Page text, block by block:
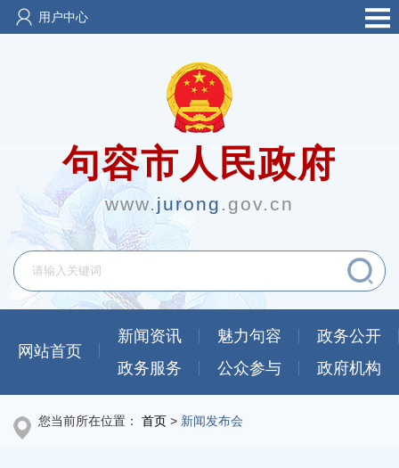
用户中心
句容市人民政府
www.jurong .gov.cn
网站首页
新闻资讯 魅力句容
政务公开
政务服务
公众参与 政府机构
您当前所在位置： 首页 > 新闻发布会